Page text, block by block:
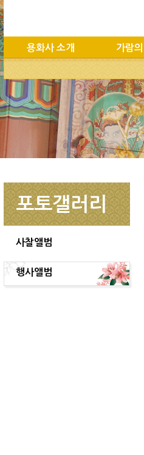
용화사 소개 가람의
포토갤러리
사찰앨범
행사앨범